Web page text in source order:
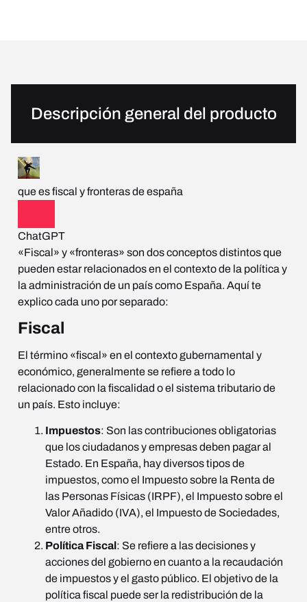
Descripción general del producto
que es fiscal y fronteras de españa
ChatGPT
«Fiscal» y «fronteras» son dos conceptos distintos que
pueden estar relacionados en el contexto de la política y
la administración de un país como España. Aquí te
explico cada uno por separado:
Fiscal
El término «fiscal» en el contexto gubernamental y
económico, generalmente se refiere a todo lo
relacionado con la fiscalidad o el sistema tributario de
un país. Esto incluye:
Impuestos: Son las contribuciones obligatorias
que los ciudadanos y empresas deben pagar al
Estado. En España, hay diversos tipos de
impuestos, como el Impuesto sobre la Renta de
las Personas Físicas (IRPF), el Impuesto sobre el
Valor Añadido (IVA), el Impuesto de Sociedades,
entre otros.
Política Fiscal: Se refiere a las decisiones y
acciones del gobierno en cuanto a la recaudación
de impuestos y el gasto público. El objetivo de la
política fiscal puede ser la redistribución de la